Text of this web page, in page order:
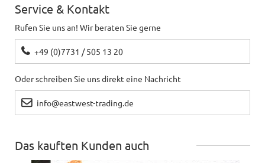
Service & Kontakt
Rufen Sie uns an! Wir beraten Sie gerne
+49 (0)7731 / 505 13 20
Oder schreiben Sie uns direkt eine Nachricht
info@eastwest-trading.de
Das kauften Kunden auch